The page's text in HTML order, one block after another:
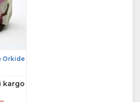
Orkide
kargo